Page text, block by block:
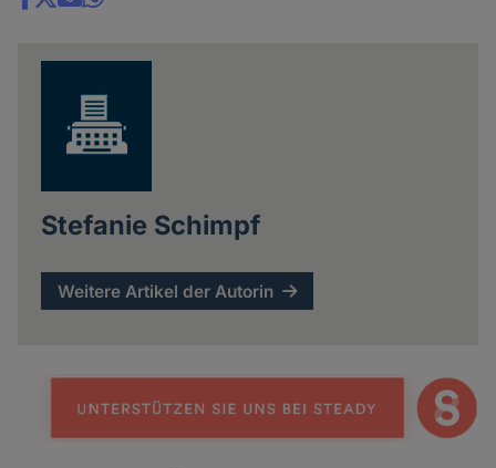
Share
Stefanie Schimpf
Weitere Artikel der Autorin